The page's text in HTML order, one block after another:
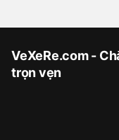
VeXeRe.com -
trọn vẹn